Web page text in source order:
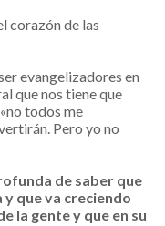
corazón de las
evangelizadores en
que nos tiene que
todos me
Pero yo no
de saber que
que va creciendo
la gente y que en su